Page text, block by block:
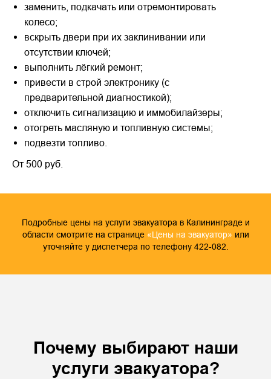
заменить, подкачать или отремонтировать
колесо;
вскрыть двери при их заклинивании или
отсутствии ключей;
выполнить лёгкий ремонт;
привести в строй электронику (с
предварительной диагностикой);
отключить сигнализацию и иммобилайзеры;
отогреть масляную и топливную системы;
подвезти топливо.
От 500 руб.
Подробные цены на услуги эвакуатора в Калининграде и
области смотрите на странице «Цены на эвакуатор» или
уточняйте у диспетчера по телефону 422‑082.
Почему выбирают наши
услуги эвакуатора?